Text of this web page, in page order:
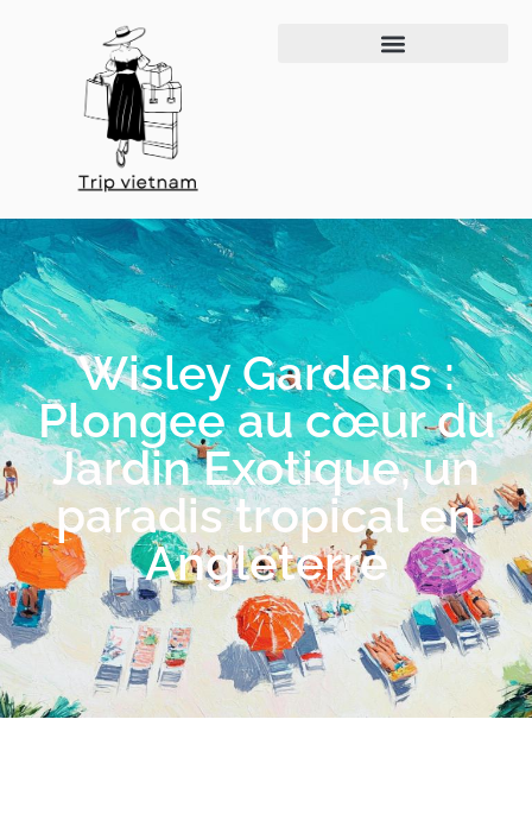
Wisley Gardens :
Plongee au cœur du
Jardin Exotique, un
paradis tropical en
Angleterre